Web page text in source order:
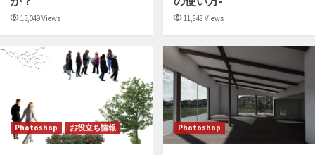
13,049 Views 11,848 Views
Photoshop お役立ち情報 Photoshop